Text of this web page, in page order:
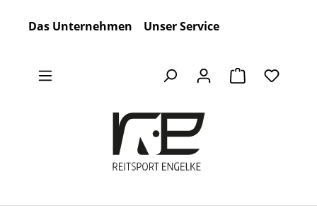
Das Unternehmen Unser Service
Warenkorb